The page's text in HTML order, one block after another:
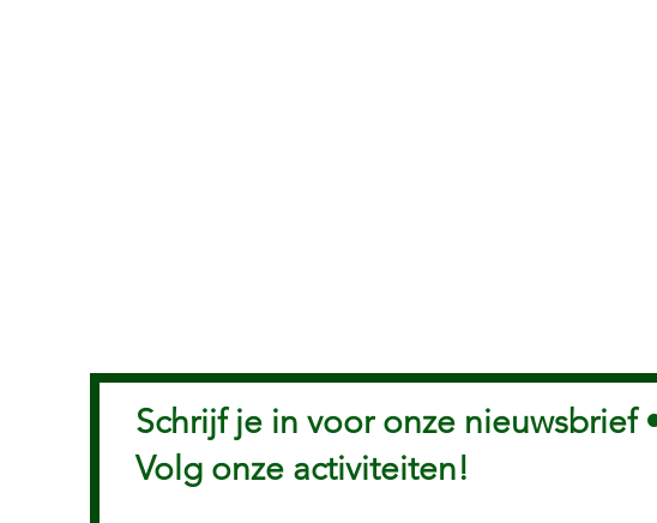
Schrijf je in voor onze nieuwsbrief
Volg onze activiteiten!